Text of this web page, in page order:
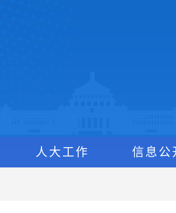
人大工作 信息公